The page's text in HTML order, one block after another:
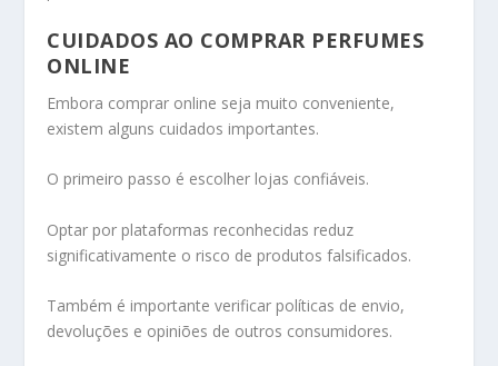
CUIDADOS AO COMPRAR PERFUMES
ONLINE
Embora comprar online seja muito conveniente,
existem alguns cuidados importantes.
O primeiro passo é escolher lojas confiáveis.
Optar por plataformas reconhecidas reduz
significativamente o risco de produtos falsificados.
Também é importante verificar políticas de envio,
devoluções e opiniões de outros consumidores.